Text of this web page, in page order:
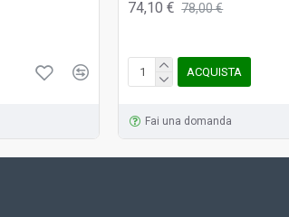
74,10 € 78,00 €
ACQUISTA
Fai una domanda